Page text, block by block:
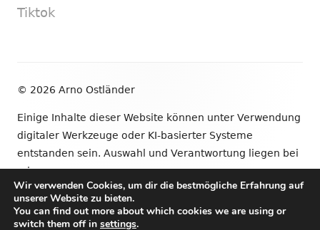
Tiktok
© 2026 Arno Ostländer
Einige Inhalte dieser Website können unter Verwendung
digitaler Werkzeuge oder KI-basierter Systeme
entstanden sein. Auswahl und Verantwortung liegen bei
mir.
•VerwendetTiny Framework
Wir verwenden Cookies, um dir die bestmögliche Erfahrung auf
unserer Website zu bieten.
You can find out more about which cookies we are using or
switch them off in settings.